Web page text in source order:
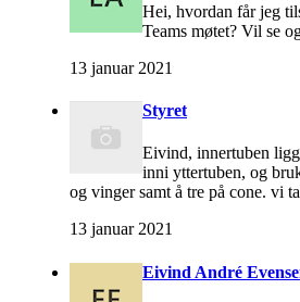
Hei, hvordan får jeg
Teams møtet? Vil se
13 januar 2021
Styret
Eivind, innertuben
inni yttertuben, og
og vinger samt å tre på cone. vi
13 januar 2021
Eivind André